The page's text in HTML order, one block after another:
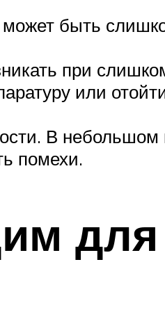
быть
при
или
В
помехи.
для